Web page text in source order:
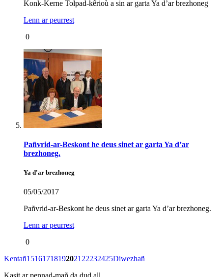
Konk-Kerne Tolpad-kêrioù a sin ar garta Ya d’ar brezhoneg
Lenn ar peurrest
0
Pañvrid-ar-Beskont he deus sinet ar garta Ya d’ar
brezhoneg.
Ya d'ar brezhoneg
05/05/2017
Pañvrid-ar-Beskont he deus sinet ar garta Ya d’ar brezhoneg.
Lenn ar peurrest
0
Kentañ15161718192021 22232425Diwezhañ